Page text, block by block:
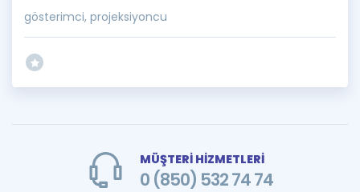
gösterimci, projeksiyoncu
MÜŞTERİ HİZMETLERİ
0 (850) 532 74 74